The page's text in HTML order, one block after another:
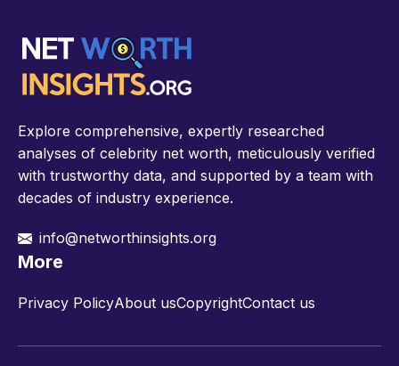
Explore comprehensive, expertly researched
analyses of celebrity net worth, meticulously verified
with trustworthy data, and supported by a team with
decades of industry experience.
info@networthinsights.org
More
Privacy PolicyAbout usCopyrightContact us